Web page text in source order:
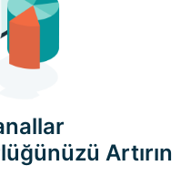
Artırın